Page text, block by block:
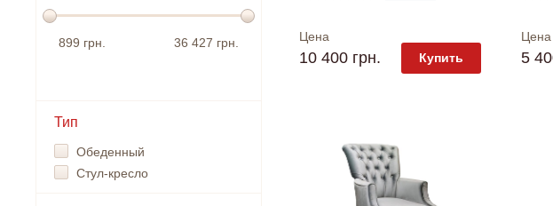
899 грн. 36 427 грн.
Тип
Обеденный
Стул-кресло
Цена
10 400 грн. Купить
Цена
5